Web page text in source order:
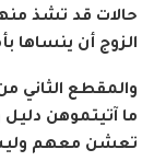
حالات قد تشذ
الزوج أن ينساها
والمقطع الثاني
ما آتيتموهن
تعشن معهم